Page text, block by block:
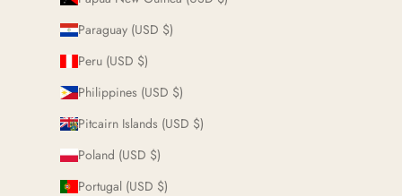
Paraguay (USD $)
Peru (USD $)
Philippines (USD $)
Pitcairn Islands (USD $)
Poland (USD $)
Portugal (USD $)